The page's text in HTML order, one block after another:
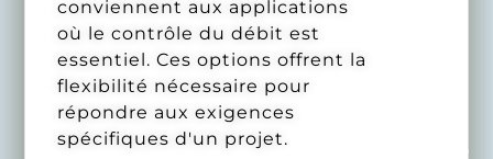
conviennent aux applications
où le contrôle du débit est
essentiel. Ces options offrent la
flexibilité nécessaire pour
répondre aux exigences
spécifiques d'un projet.